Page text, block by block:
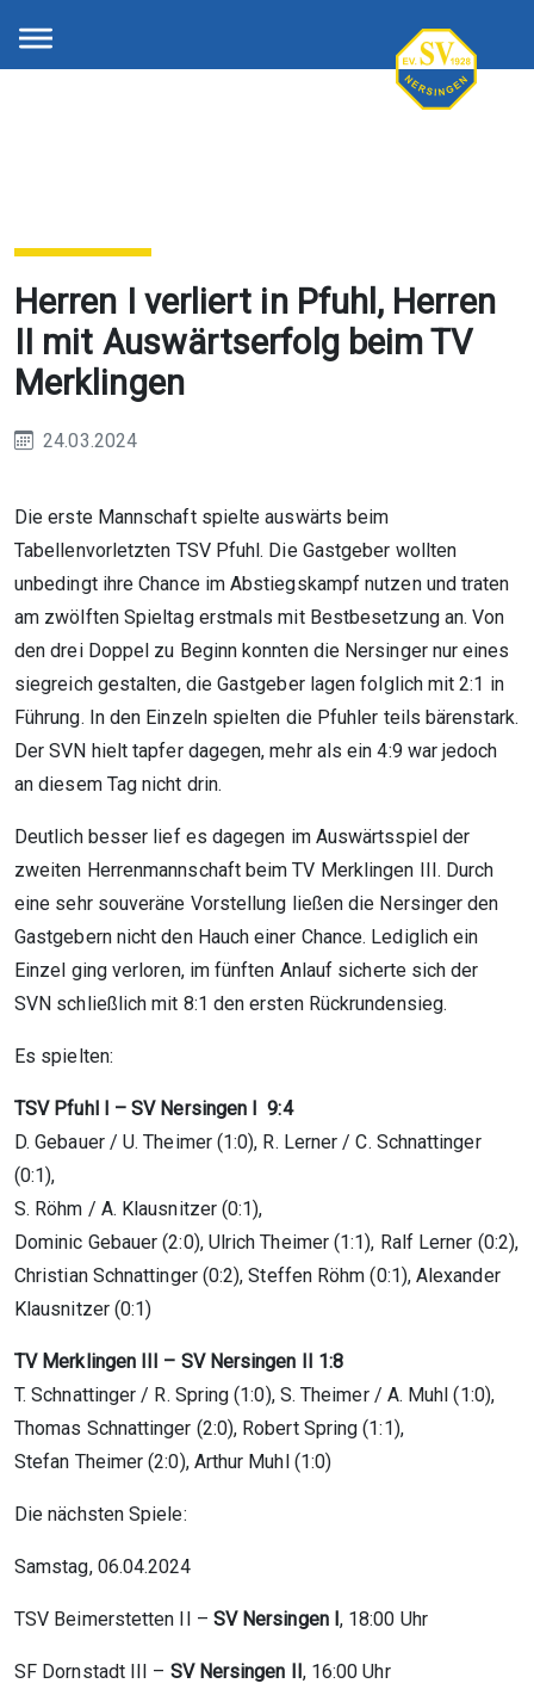
Herren I verliert in Pfuhl, Herren
II mit Auswärtserfolg beim TV
Merklingen
24.03.2024
Die erste Mannschaft spielte auswärts beim
Tabellenvorletzten TSV Pfuhl. Die Gastgeber wollten
unbedingt ihre Chance im Abstiegskampf nutzen und traten
am zwölften Spieltag erstmals mit Bestbesetzung an. Von
den drei Doppel zu Beginn konnten die Nersinger nur eines
siegreich gestalten, die Gastgeber lagen folglich mit 2:1 in
Führung. In den Einzeln spielten die Pfuhler teils bärenstark.
Der SVN hielt tapfer dagegen, mehr als ein 4:9 war jedoch
an diesem Tag nicht drin.
Deutlich besser lief es dagegen im Auswärtsspiel der
zweiten Herrenmannschaft beim TV Merklingen III. Durch
eine sehr souveräne Vorstellung ließen die Nersinger den
Gastgebern nicht den Hauch einer Chance. Lediglich ein
Einzel ging verloren, im fünften Anlauf sicherte sich der
SVN schließlich mit 8:1 den ersten Rückrundensieg.
Es spielten:
TSV Pfuhl I – SV Nersingen I 9:4
D. Gebauer / U. Theimer (1:0), R. Lerner / C. Schnattinger
(0:1),
S. Röhm / A. Klausnitzer (0:1),
Dominic Gebauer (2:0), Ulrich Theimer (1:1), Ralf Lerner (0:2),
Christian Schnattinger (0:2), Steffen Röhm (0:1), Alexander
Klausnitzer (0:1)
TV Merklingen III – SV Nersingen II 1:8
T. Schnattinger / R. Spring (1:0), S. Theimer / A. Muhl (1:0),
Thomas Schnattinger (2:0), Robert Spring (1:1),
Stefan Theimer (2:0), Arthur Muhl (1:0)
Die nächsten Spiele:
Samstag, 06.04.2024
TSV Beimerstetten II – SV Nersingen I , 18:00 Uhr
SF Dornstadt III – SV Nersingen II , 16:00 Uhr